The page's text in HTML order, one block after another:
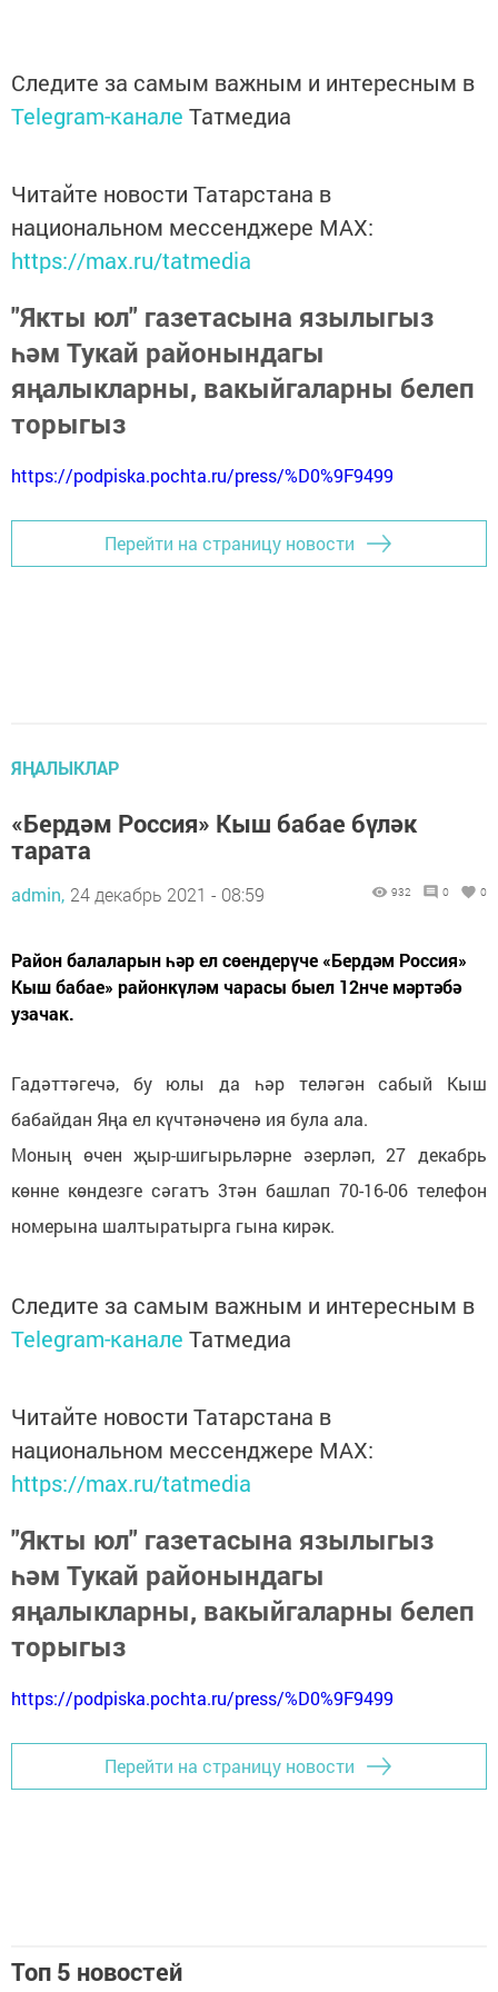
Следите за самым важным и интересным в
Telegram-канале Татмедиа
Читайте новости Татарстана в
национальном мессенджере MАХ:
https://max.ru/tatmedia
"Якты юл" газетасына язылыгыз
һәм Тукай районындагы
яңалыкларны, вакыйгаларны белеп
торыгыз
https://podpiska.pochta.ru/press/%D0%9F9499
Перейти на страницу новости
ЯҢАЛЫКЛАР
«Бердәм Россия» Кыш бабае бүләк
тарата
admin, 24 декабрь 2021 - 08:59 932 0 0
Район балаларын һәр ел сөендерүче «Бердәм Россия»
Кыш бабае» районкүләм чарасы быел 12нче мәртәбә
узачак.
Гадәттәгечә, бу юлы да һәр теләгән сабый Кыш
бабайдан Яңа ел күчтәнәченә ия була ала.
Моның өчен җыр-шигырьләрне әзерләп, 27 декабрь
көнне көндезге сәгатъ 3тән башлап 70-16-06 телефон
номерына шалтыратырга гына кирәк.
Следите за самым важным и интересным в
Telegram-канале Татмедиа
Читайте новости Татарстана в
национальном мессенджере MАХ:
https://max.ru/tatmedia
"Якты юл" газетасына язылыгыз
һәм Тукай районындагы
яңалыкларны, вакыйгаларны белеп
торыгыз
https://podpiska.pochta.ru/press/%D0%9F9499
Перейти на страницу новости
Топ 5 новостей